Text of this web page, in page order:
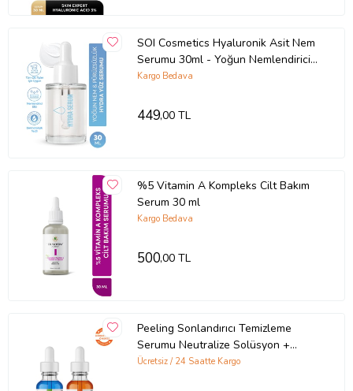
SOI Cosmetics Hyaluronik Asit Nem
Serumu 30ml - Yoğun Nemlendirici
ve Dolgunlaştırıcı Hydra Serum
Kargo Bedava
449,00 TL
%5 Vitamin A Kompleks Cilt Bakım
Serum 30 ml
Kargo Bedava
500,00 TL
Peeling Sonlandırıcı Temizleme
Serumu Neutralize Solüsyon +
Vitamin C Serum
Ücretsiz / 24 Saatte Kargo